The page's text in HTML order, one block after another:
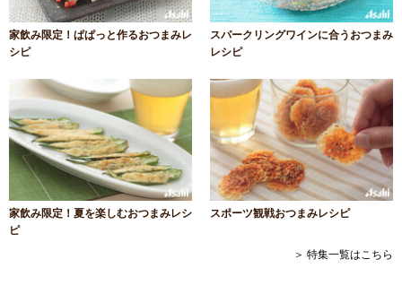
家飲み限定！ぱぱっと作るおつまみレ
シピ
スパークリングワインに合うおつまみ
レシピ
家飲み限定！夏を楽しむおつまみレシ
ピ
スポーツ観戦おつまみレシピ
＞ 特集一覧はこちら